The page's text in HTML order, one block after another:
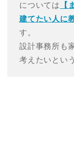
については
【
建てたい人に
す。
設計事務所も
考えたいとい